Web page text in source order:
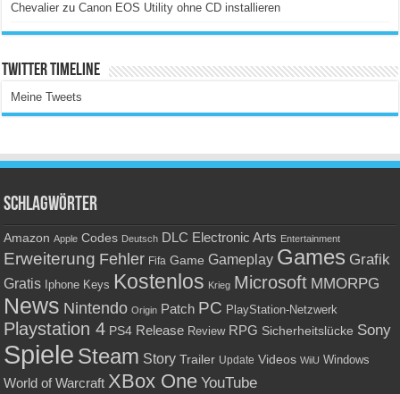
Chevalier zuCanon EOS Utility ohne CD installieren
Twitter Timeline
Meine Tweets
Schlagwörter
Amazon Apple Codes Deutsch DLC Electronic Arts Entertainment
Erweiterung Fehler Fifa Game Gameplay Games Grafik
Gratis Iphone Keys Kostenlos Krieg Microsoft MMORPG
News Nintendo Origin Patch PC PlayStation-Netzwerk
Playstation 4 PS4 Release Review RPG Sicherheitslücke Sony
Spiele Steam Story Trailer Update Videos WiiU Windows
World of Warcraft XBox One YouTube